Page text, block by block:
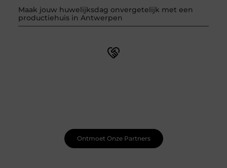
Maak jouw huwelijksdag onvergetelijk met een
productiehuis in Antwerpen
Ontmoet Onze Partners